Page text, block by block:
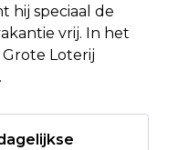
hij speciaal de
vrij. In het
Loterij